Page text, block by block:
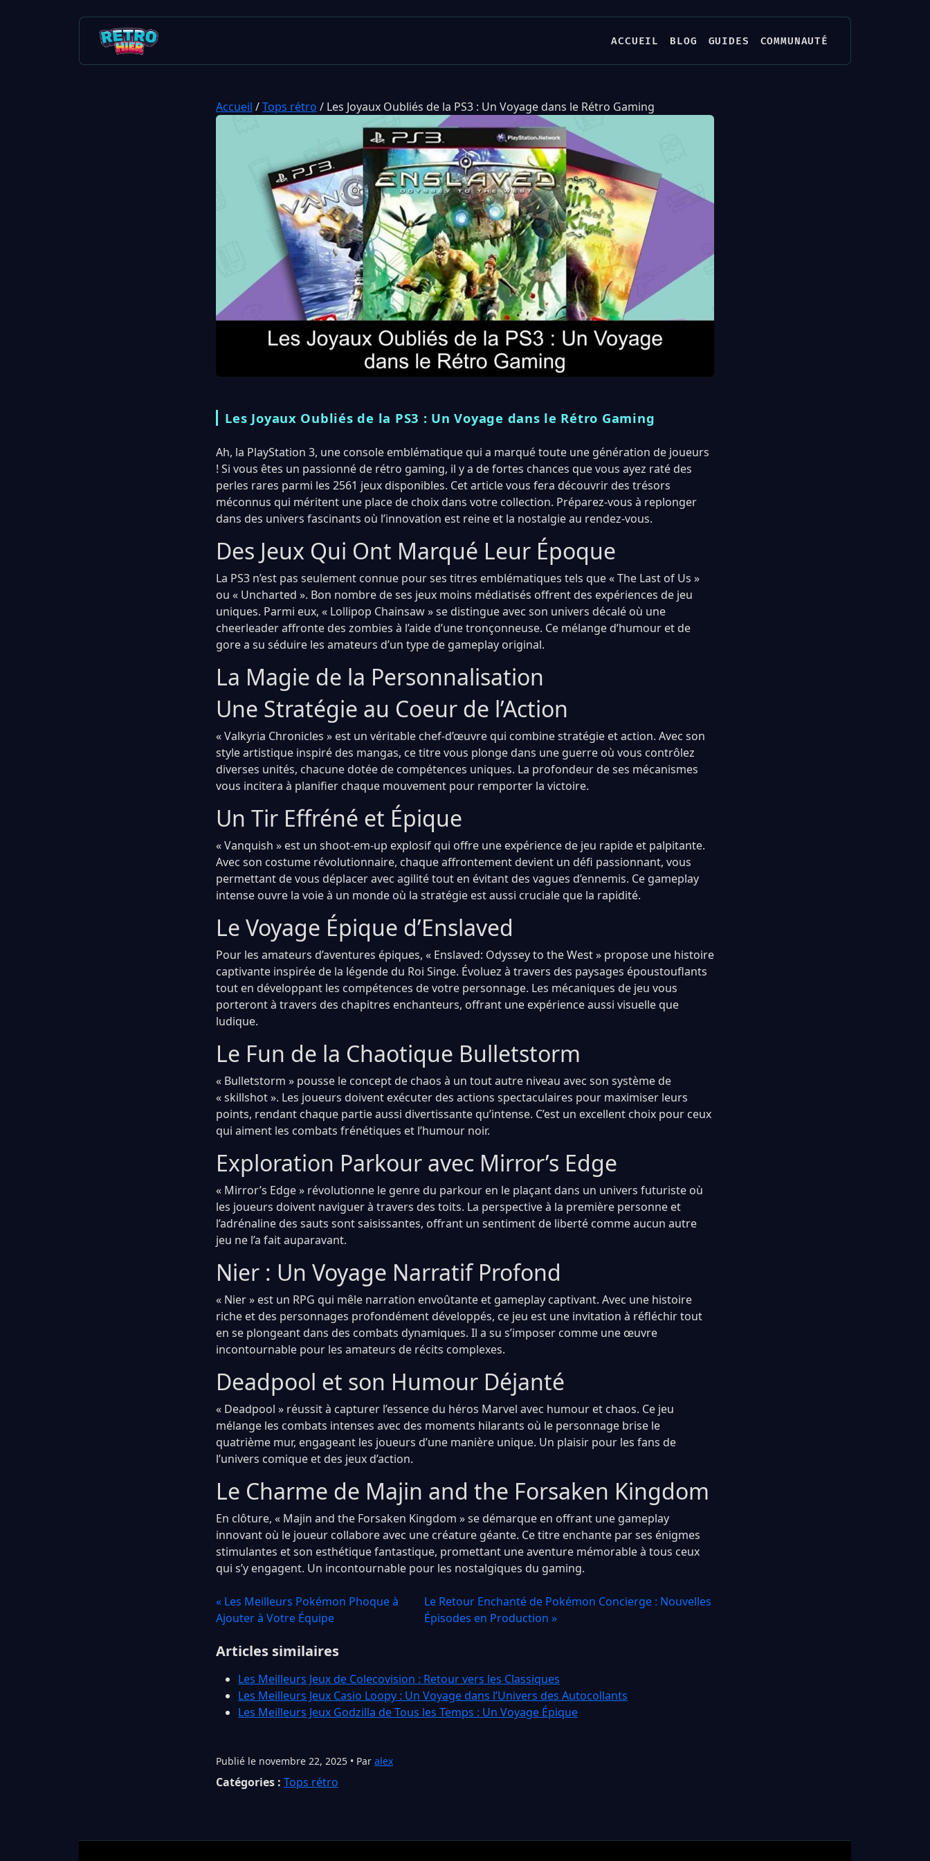
ACCUEIL BLOG GUIDES COMMUNAUTÉ
Accueil /Tops rétro / Les Joyaux Oubliés de la PS3 : Un Voyage dans le Rétro Gaming
Les Joyaux Oubliés de la PS3 : Un Voyage dans le Rétro Gaming
Ah, la PlayStation 3, une console emblématique qui a marqué toute une génération de joueurs
! Si vous êtes un passionné de rétro gaming, il y a de fortes chances que vous ayez raté des
perles rares parmi les 2561 jeux disponibles. Cet article vous fera découvrir des trésors
méconnus qui méritent une place de choix dans votre collection. Préparez-vous à replonger
dans des univers fascinants où l’innovation est reine et la nostalgie au rendez-vous.
Des Jeux Qui Ont Marqué Leur Époque
La PS3 n’est pas seulement connue pour ses titres emblématiques tels que « The Last of Us »
ou « Uncharted ». Bon nombre de ses jeux moins médiatisés offrent des expériences de jeu
uniques. Parmi eux, « Lollipop Chainsaw » se distingue avec son univers décalé où une
cheerleader affronte des zombies à l’aide d’une tronçonneuse. Ce mélange d’humour et de
gore a su séduire les amateurs d’un type de gameplay original.
La Magie de la Personnalisation
Une Stratégie au Coeur de l’Action
« Valkyria Chronicles » est un véritable chef-d’œuvre qui combine stratégie et action. Avec son
style artistique inspiré des mangas, ce titre vous plonge dans une guerre où vous contrôlez
diverses unités, chacune dotée de compétences uniques. La profondeur de ses mécanismes
vous incitera à planifier chaque mouvement pour remporter la victoire.
Un Tir Effréné et Épique
« Vanquish » est un shoot-em-up explosif qui offre une expérience de jeu rapide et palpitante.
Avec son costume révolutionnaire, chaque affrontement devient un défi passionnant, vous
permettant de vous déplacer avec agilité tout en évitant des vagues d’ennemis. Ce gameplay
intense ouvre la voie à un monde où la stratégie est aussi cruciale que la rapidité.
Le Voyage Épique d’Enslaved
Pour les amateurs d’aventures épiques, « Enslaved: Odyssey to the West » propose une histoire
captivante inspirée de la légende du Roi Singe. Évoluez à travers des paysages époustouflants
tout en développant les compétences de votre personnage. Les mécaniques de jeu vous
porteront à travers des chapitres enchanteurs, offrant une expérience aussi visuelle que
ludique.
Le Fun de la Chaotique Bulletstorm
« Bulletstorm » pousse le concept de chaos à un tout autre niveau avec son système de
« skillshot ». Les joueurs doivent exécuter des actions spectaculaires pour maximiser leurs
points, rendant chaque partie aussi divertissante qu’intense. C’est un excellent choix pour ceux
qui aiment les combats frénétiques et l’humour noir.
Exploration Parkour avec Mirror’s Edge
« Mirror’s Edge » révolutionne le genre du parkour en le plaçant dans un univers futuriste où
les joueurs doivent naviguer à travers des toits. La perspective à la première personne et
l’adrénaline des sauts sont saisissantes, offrant un sentiment de liberté comme aucun autre
jeu ne l’a fait auparavant.
Nier : Un Voyage Narratif Profond
« Nier » est un RPG qui mêle narration envoûtante et gameplay captivant. Avec une histoire
riche et des personnages profondément développés, ce jeu est une invitation à réfléchir tout
en se plongeant dans des combats dynamiques. Il a su s’imposer comme une œuvre
incontournable pour les amateurs de récits complexes.
Deadpool et son Humour Déjanté
« Deadpool » réussit à capturer l’essence du héros Marvel avec humour et chaos. Ce jeu
mélange les combats intenses avec des moments hilarants où le personnage brise le
quatrième mur, engageant les joueurs d’une manière unique. Un plaisir pour les fans de
l’univers comique et des jeux d’action.
Le Charme de Majin and the Forsaken Kingdom
En clôture, « Majin and the Forsaken Kingdom » se démarque en offrant une gameplay
innovant où le joueur collabore avec une créature géante. Ce titre enchante par ses énigmes
stimulantes et son esthétique fantastique, promettant une aventure mémorable à tous ceux
qui s’y engagent. Un incontournable pour les nostalgiques du gaming.
« Les Meilleurs Pokémon Phoque à
Ajouter à Votre Équipe
Le Retour Enchanté de Pokémon Concierge : Nouvelles
Épisodes en Production »
Articles similaires
Les Meilleurs Jeux de Colecovision : Retour vers les Classiques
Les Meilleurs Jeux Casio Loopy : Un Voyage dans l’Univers des Autocollants
Les Meilleurs Jeux Godzilla de Tous les Temps : Un Voyage Épique
Publié le novembre 22, 2025 • Par alex
Catégories : Tops rétro